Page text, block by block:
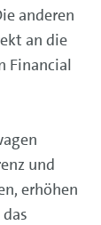
anderen
an die
Financial
und
erhöhen